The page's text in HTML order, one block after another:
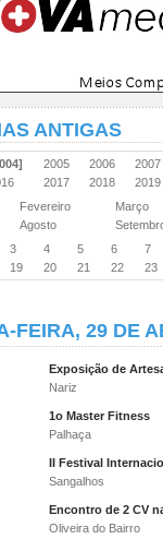
ANTIGAS
2005 2006
2017 2018
Fevereiro
Março
Agosto
3 4 5 6
7
19 20 21 22 23
FEIRA, 29 DE
Exposição de
Nariz
1o Master Fitness
Palhaça
II Festival
Sangalhos
Encontro de 2 CV
Oliveira do Bairro